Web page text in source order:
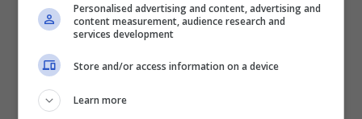
affascinano gli uomini protettivi, che sanno
stare al mondo.
Pagine:
Personalised advertising and content, advertising and
content measurement, audience research and
services development
Store and/or access information on a device
Learn more